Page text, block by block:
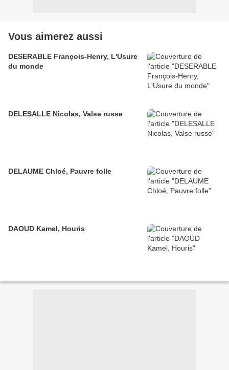
Vous aimerez aussi
DESERABLE François-Henry, L'Usure
du monde
DELESALLE Nicolas, Valse russe
DELAUME Chloé, Pauvre folle
DAOUD Kamel, Houris